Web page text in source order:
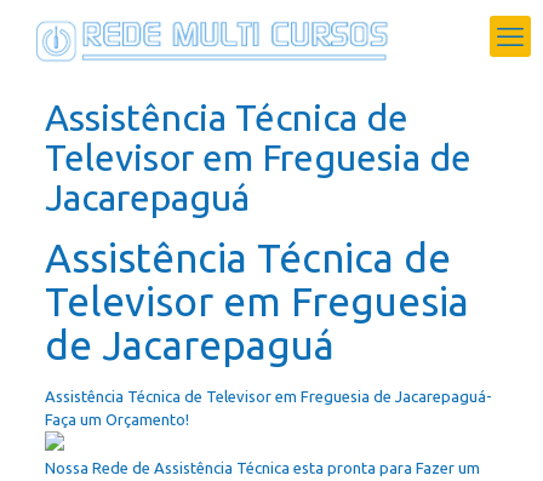
Assistência Técnica de
Televisor em Freguesia de
Jacarepaguá
Assistência Técnica de
Televisor em Freguesia
de Jacarepaguá
Assistência Técnica de Televisor em Freguesia de Jacarepaguá-
Faça um Orçamento!
Nossa Rede de Assistência Técnica esta pronta para Fazer um